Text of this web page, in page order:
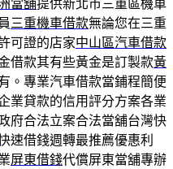
當舖提供新北市三重區機車
三重機車借款無論您在三重
可證的店家中山區汽車借款
借款其有些黃金是訂製款黃
。專業汽車借款當鋪程簡便
業貸款的信用評分方案各業
府合法立案合法當舖台灣快
速借錢週轉最推薦優惠利
屏東借錢代償屏東當舖專辦